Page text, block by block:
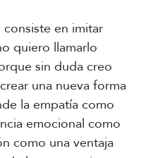
en imitar
quiero llamarlo
sin duda creo
una nueva forma
la empatía como
emocional como
como una ventaja